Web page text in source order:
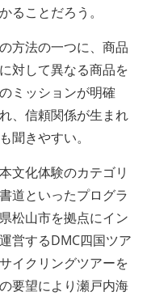
ることだろう。
方法の一つに、商品
対して異なる商品を
ミッションが明確
、信頼関係が生まれ
聞きやすい。
文化体験のカテゴリ
道といったプログラ
松山市を拠点にイン
営するDMC四国ツア
イクリングツアーを
要望により瀬戸内海